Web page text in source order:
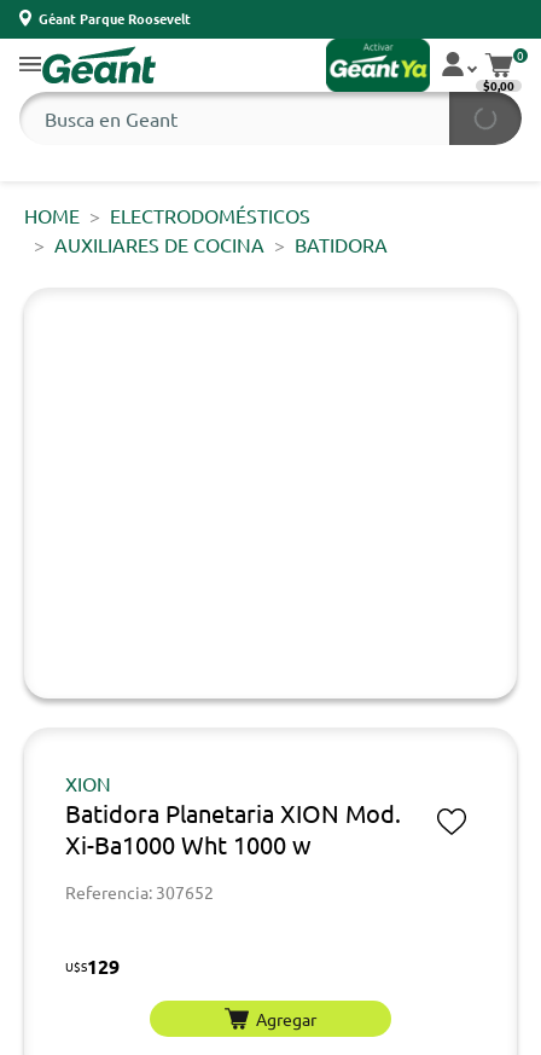
Géant Parque Roosevelt
0
$0,00
HOME
ELECTRODOMÉSTICOS
AUXILIARES DE COCINA
BATIDORA
XION
Batidora Planetaria XION Mod.
Xi-Ba1000 Wht 1000 w
Referencia: 307652
U$S129
Agregar